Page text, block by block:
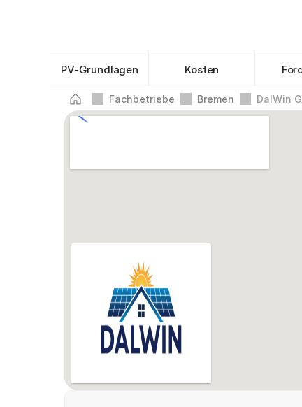
PV-Grundlagen Kosten
Fachbetriebe Bremen DalWin